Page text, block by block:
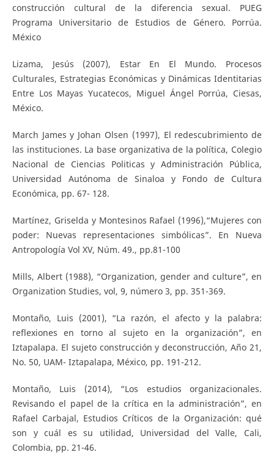
construcción cultural de la diferencia sexual. PUEG
Programa Universitario de Estudios de Género. Porrúa.
México
Lizama, Jesús (2007), Estar En El Mundo. Procesos
Culturales, Estrategias Económicas y Dinámicas Identitarias
Entre Los Mayas Yucatecos, Miguel Ángel Porrúa, Ciesas,
México.
March James y Johan Olsen (1997), El redescubrimiento de
las instituciones. La base organizativa de la política, Colegio
Nacional de Ciencias Politicas y Administración Pública,
Universidad Autónoma de Sinaloa y Fondo de Cultura
Económica, pp. 67- 128.
Martínez, Griselda y Montesinos Rafael (1996),“Mujeres con
poder: Nuevas representaciones simbólicas”. En Nueva
Antropología Vol XV, Núm. 49., pp.81-100
Mills, Albert (1988), “Organization, gender and culture”, en
Organization Studies, vol, 9, número 3, pp. 351-369.
Montaño, Luis (2001), “La razón, el afecto y la palabra:
reflexiones en torno al sujeto en la organización”, en
Iztapalapa. El sujeto construcción y deconstrucción, Año 21,
No. 50, UAM- Iztapalapa, México, pp. 191-212.
Montaño, Luis (2014), “Los estudios organizacionales.
Revisando el papel de la crítica en la administración”, en
Rafael Carbajal, Estudios Críticos de la Organización: qué
son y cuál es su utilidad, Universidad del Valle, Cali,
Colombia, pp. 21-46.